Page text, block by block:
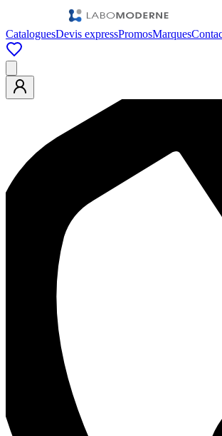
CataloguesDevis expressPromosMarques